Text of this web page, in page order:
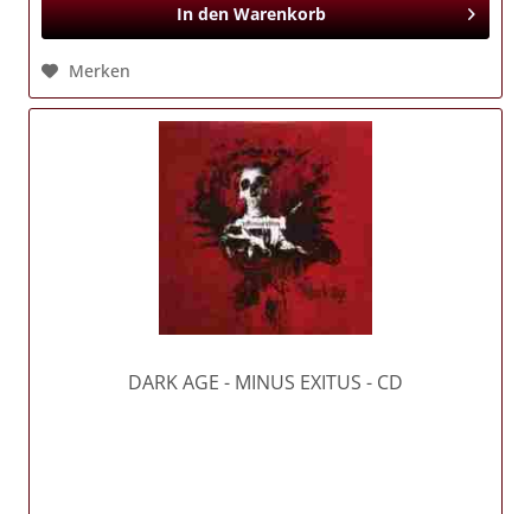
In den Warenkorb
Merken
DARK AGE - MINUS EXITUS - CD